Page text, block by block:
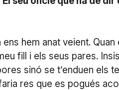
hem anat veient. Quan
fill i els seus pares.
sinó se t’enduen els
res que es pogués